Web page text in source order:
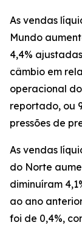
As vendas
Mundo
4,4%
câmbio em
operacional
reportado, ou
pressões de
As vendas
do Norte
diminuíram
ao ano
foi de 0,4%,